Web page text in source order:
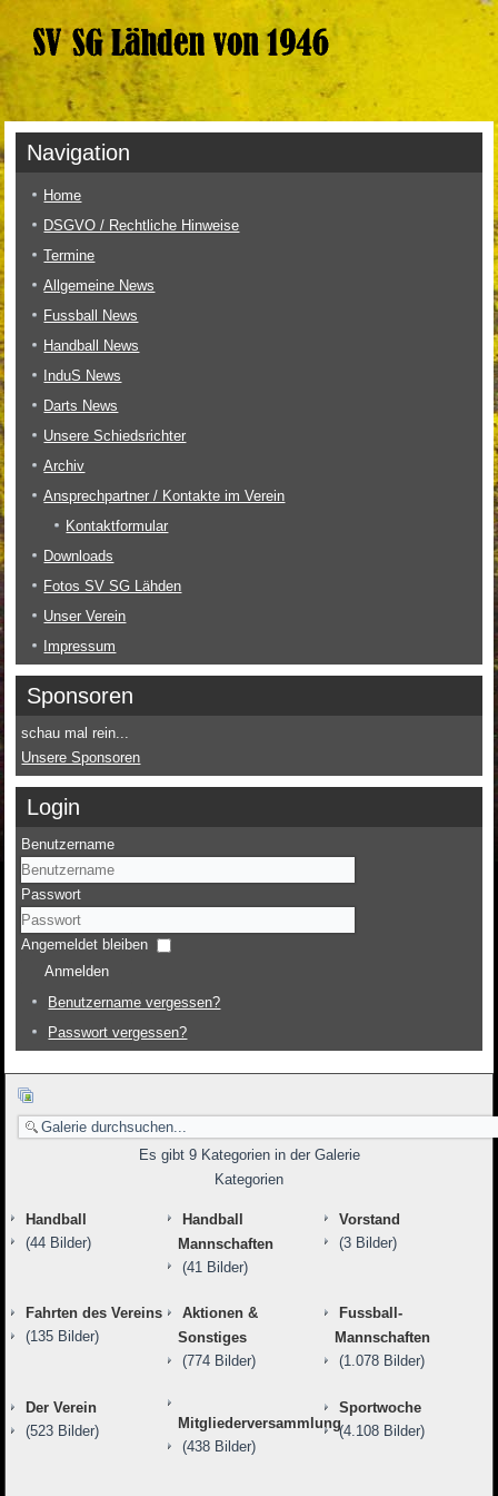
Navigation
Home
DSGVO / Rechtliche Hinweise
Termine
Allgemeine News
Fussball News
Handball News
InduS News
Darts News
Unsere Schiedsrichter
Archiv
Ansprechpartner / Kontakte im Verein
Kontaktformular
Downloads
Fotos SV SG Lähden
Unser Verein
Impressum
Sponsoren
schau mal rein...
Unsere Sponsoren
Login
Benutzername
Passwort
Angemeldet bleiben
Anmelden
Benutzername vergessen?
Passwort vergessen?
Es gibt 9 Kategorien in der Galerie
Kategorien
Handball
(44 Bilder)
Handball
Mannschaften
(41 Bilder)
Vorstand
(3 Bilder)
Fahrten des Vereins
(135 Bilder)
Aktionen &
Sonstiges
(774 Bilder)
Fussball-
Mannschaften
(1.078 Bilder)
Der Verein
(523 Bilder)
Mitgliederversammlung
(438 Bilder)
Sportwoche
(4.108 Bilder)